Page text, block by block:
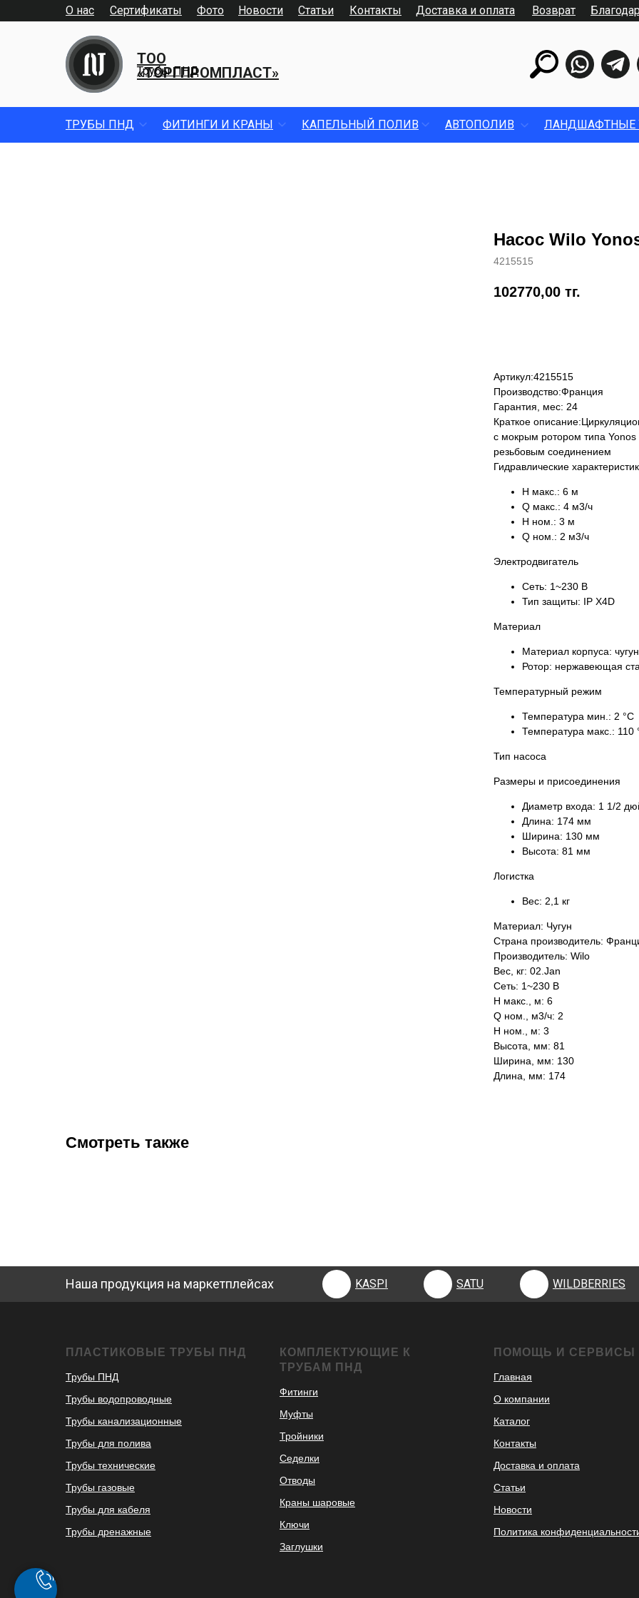
О нас Доставка и оплата
Контакты
Фото
Сертификаты Новости Статьи
ТОО
«ТОРГПРОМПЛАСТ»
Трубы ПНД
Возврат
ТРУБЫ ПНД ФИТИНГИ И КРАНЫ КАПЕЛЬНЫЙ ПОЛИВ АВТОПОЛИВ ЛАНДШАФТНЫЕ
Насос Wilo
4215515
102770,00 тг.
Артикул:4215515
Производство:Франция
Гарантия, мес: 24
Краткое описание:
с мокрым ротором типа
резьбовым соединением
Гидравлические
H макс.: 6 м
Q макс.: 4 м3/ч
H ном.: 3 м
Q ном.: 2 м3/ч
Электродвигатель
Сеть: 1~230 В
Тип защиты: IP X4D
Материал
Материал корпуса: чугун
Ротор: нержавеющая
Температурный режим
Температура мин.: 2 °С
Температура макс.: 110
Тип насоса
Размеры и присоединения
Диаметр входа: 1 1/2
Длина: 174 мм
Ширина: 130 мм
Высота: 81 мм
Логистка
Вес: 2,1 кг
Материал: Чугун
Страна производитель:
Производитель: Wilo
Вес, кг: 02.Jan
Сеть: 1~230 В
H макс., м: 6
Q ном., м3/ч: 2
H ном., м: 3
Высота, мм: 81
Ширина, мм: 130
Длина, мм: 174
Смотреть также
Наша продукция на маркетплейсах KASPI SATU WILDBERRIES
ПЛАСТИКОВЫЕ ТРУБЫ ПНД
Трубы ПНД
Трубы водопроводные
Трубы канализационные
Трубы для полива
Трубы технические
Трубы газовые
Трубы для кабеля
Трубы дренажные
КОМПЛЕКТУЮЩИЕ К
ТРУБАМ ПНД
Фитинги
Муфты
Тройники
Седелки
Отводы
Краны шаровые
Ключи
Заглушки
ПОМОЩЬ И СЕРВИСЫ
Главная
О компании
Каталог
Контакты
Доставка и оплата
Статьи
Новости
Политика